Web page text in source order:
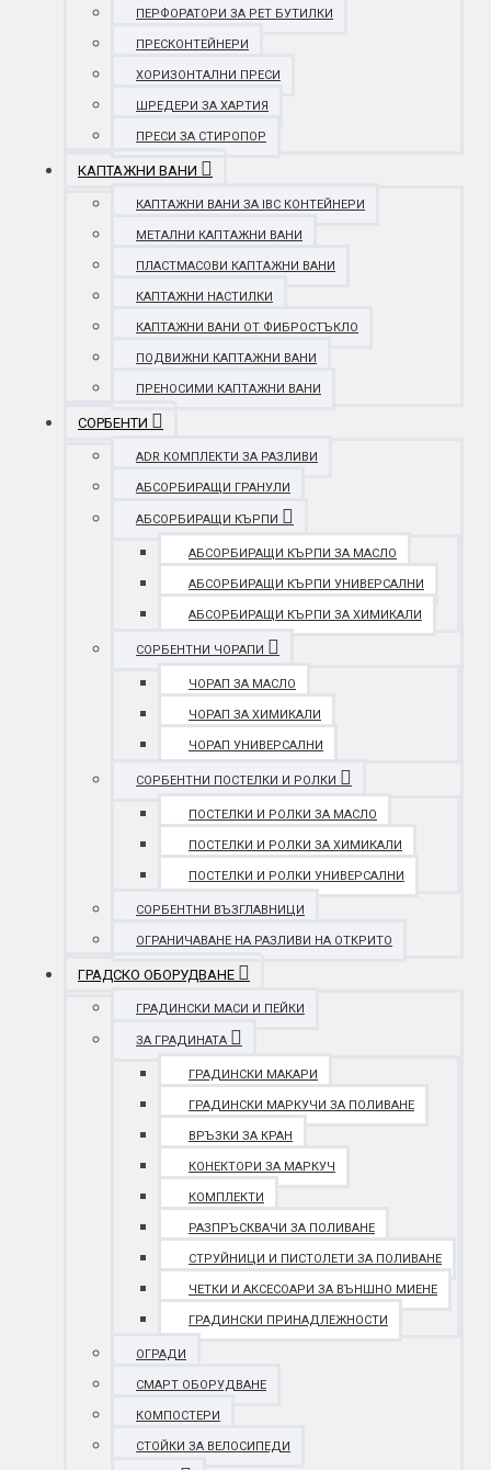
ПЕРФОРАТОРИ ЗА PET БУТИЛКИ
ПРЕСКОНТЕЙНЕРИ
ХОРИЗОНТАЛНИ ПРЕСИ
ШРЕДЕРИ ЗА ХАРТИЯ
ПРЕСИ ЗА СТИРОПОР
КАПТАЖНИ ВАНИ
КАПТАЖНИ ВАНИ ЗА IBC КОНТЕЙНЕРИ
МЕТАЛНИ КАПТАЖНИ ВАНИ
ПЛАСТМАСОВИ КАПТАЖНИ ВАНИ
КАПТАЖНИ НАСТИЛКИ
КАПТАЖНИ ВАНИ ОТ ФИБРОСТЪКЛО
ПОДВИЖНИ КАПТАЖНИ ВАНИ
ПРЕНОСИМИ КАПТАЖНИ ВАНИ
СОРБЕНТИ
ADR КОМПЛЕКТИ ЗА РАЗЛИВИ
АБСОРБИРАЩИ ГРАНУЛИ
АБСОРБИРАЩИ КЪРПИ
АБСОРБИРАЩИ КЪРПИ ЗА МАСЛО
АБСОРБИРАЩИ КЪРПИ УНИВЕРСАЛНИ
АБСОРБИРАЩИ КЪРПИ ЗА ХИМИКАЛИ
СОРБЕНТНИ ЧОРАПИ
ЧОРАП ЗА МАСЛО
ЧОРАП ЗА ХИМИКАЛИ
ЧОРАП УНИВЕРСАЛНИ
СОРБЕНТНИ ПОСТЕЛКИ И РОЛКИ
ПОСТЕЛКИ И РОЛКИ ЗА МАСЛО
ПОСТЕЛКИ И РОЛКИ ЗА ХИМИКАЛИ
ПОСТЕЛКИ И РОЛКИ УНИВЕРСАЛНИ
СОРБЕНТНИ ВЪЗГЛАВНИЦИ
ОГРАНИЧАВАНЕ НА РАЗЛИВИ НА ОТКРИТО
ГРАДСКО ОБОРУДВАНЕ
ГРАДИНСКИ МАСИ И ПЕЙКИ
ЗА ГРАДИНАТА
ГРАДИНСКИ МАКАРИ
ГРАДИНСКИ МАРКУЧИ ЗА ПОЛИВАНЕ
ВРЪЗКИ ЗА КРАН
КОНЕКТОРИ ЗА МАРКУЧ
КОМПЛЕКТИ
РАЗПРЪСКВАЧИ ЗА ПОЛИВАНЕ
СТРУЙНИЦИ И ПИСТОЛЕТИ ЗА ПОЛИВАНЕ
ЧЕТКИ И АКСЕСОАРИ ЗА ВЪНШНО МИЕНЕ
ГРАДИНСКИ ПРИНАДЛЕЖНОСТИ
ОГРАДИ
СМАРТ ОБОРУДВАНЕ
КОМПОСТЕРИ
СТОЙКИ ЗА ВЕЛОСИПЕДИ